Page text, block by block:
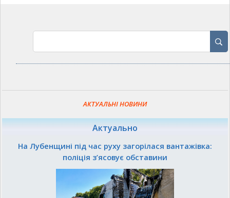
АКТУАЛЬНІ НОВИНИ
Актуально
На Лубенщині під час руху загорілася вантажівка:
поліція з’ясовує обставини